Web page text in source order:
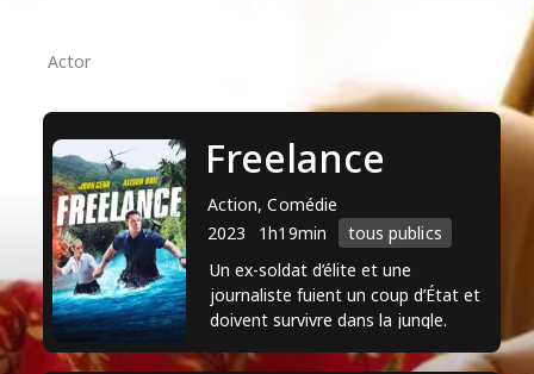
Actor
Freelance
Action, Comédie
2023
1h19min
tous publics
Un ex-soldat d’élite et une
journaliste fuient un coup d’État et
doivent survivre dans la jungle.